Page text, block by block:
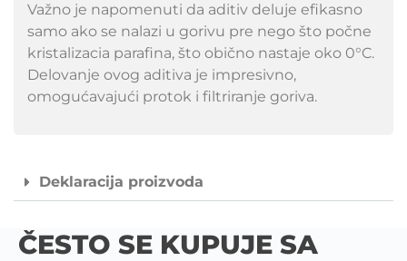
Važno je napomenuti da aditiv deluje efikasno
samo ako se nalazi u gorivu pre nego što počne
kristalizacia parafina, što obično nastaje oko 0°C.
Delovanje ovog aditiva je impresivno,
omogućavajući protok i filtriranje goriva.
Deklaracija proizvoda
ČESTO SE KUPUJE SA